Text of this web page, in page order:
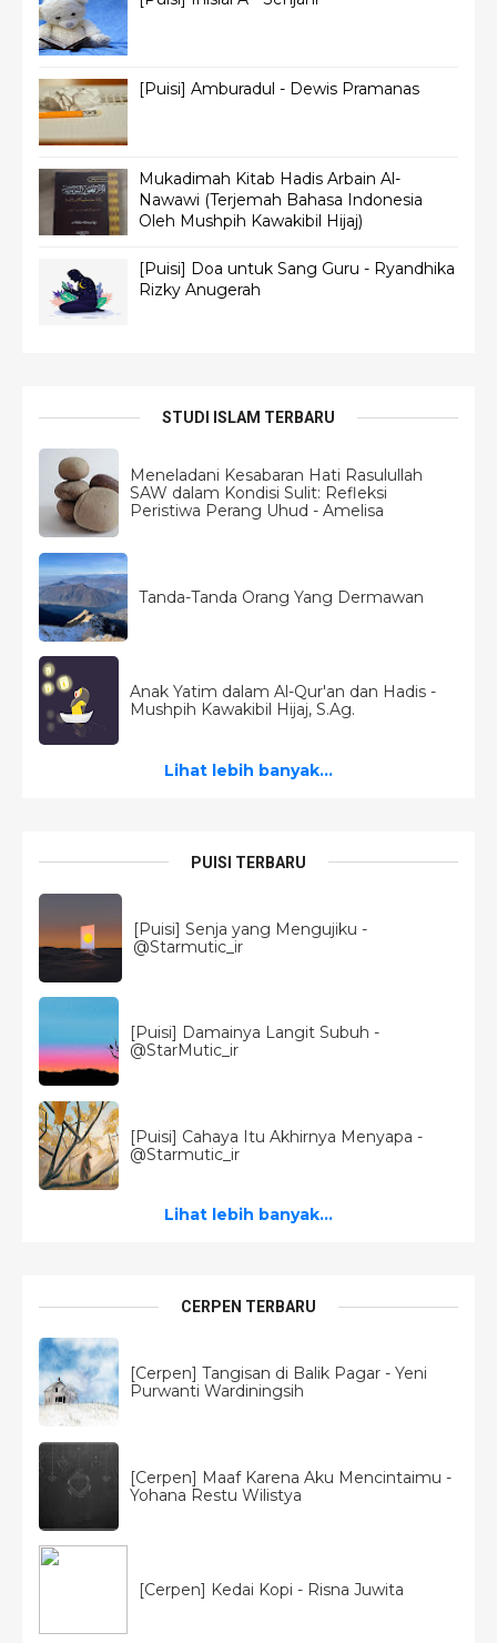
[Puisi] Amburadul - Dewis Pramanas
Mukadimah Kitab Hadis Arbain Al-
Nawawi (Terjemah Bahasa Indonesia
Oleh Mushpih Kawakibil Hijaj)
[Puisi] Doa untuk Sang Guru - Ryandhika
Rizky Anugerah
STUDI ISLAM TERBARU
Meneladani Kesabaran Hati Rasulullah
SAW dalam Kondisi Sulit: Refleksi
Peristiwa Perang Uhud - Amelisa
Tanda-Tanda Orang Yang Dermawan
Anak Yatim dalam Al-Qur'an dan Hadis -
Mushpih Kawakibil Hijaj, S.Ag.
Lihat lebih banyak...
PUISI TERBARU
[Puisi] Senja yang Mengujiku -
@Starmutic_ir
[Puisi] Damainya Langit Subuh -
@StarMutic_ir
[Puisi] Cahaya Itu Akhirnya Menyapa -
@Starmutic_ir
Lihat lebih banyak...
CERPEN TERBARU
[Cerpen] Tangisan di Balik Pagar - Yeni
Purwanti Wardiningsih
[Cerpen] Maaf Karena Aku Mencintaimu -
Yohana Restu Wilistya
[Cerpen] Kedai Kopi - Risna Juwita